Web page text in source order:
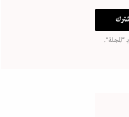
بـ “المجلة".